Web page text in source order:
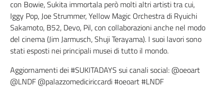
con Bowie, Sukita immortala però molti altri artisti tra cui,
Iggy Pop, Joe Strummer, Yellow Magic Orchestra di Ryuichi
Sakamoto, B52, Devo, Pil, con collaborazioni anche nel modo
del cinema (Jim Jarmusch, Shuji Terayama). I suoi lavori sono
stati esposti nei principali musei di tutto il mondo.
Aggiornamenti dei #SUKITADAYS sui canali social: @oeoart
@LNDF @palazzomediciriccardi #oeoart #LNDF